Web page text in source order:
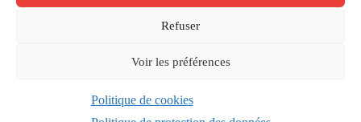
Refuser
Voir les préférences
Politique de cookies